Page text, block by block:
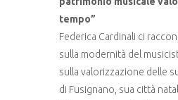
tempo”
Federica Cardinali ci
sulla modernità del
sulla valorizzazione delle
di Fusignano, sua città